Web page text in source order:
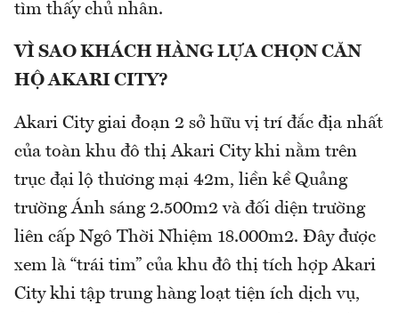
tìm thấy chủ nhân.
VÌ SAO KHÁCH HÀNG LỰA CHỌN CĂN
HỘ AKARI CITY?
Akari City giai đoạn 2 sở hữu vị trí đắc địa nhất
của toàn khu đô thị Akari City khi nằm trên
trục đại lộ thương mại 42m, liền kề Quảng
trường Ánh sáng 2.500m2 và đối diện trường
liên cấp Ngô Thời Nhiệm 18.000m2. Đây được
xem là “trái tim” của khu đô thị tích hợp Akari
City khi tập trung hàng loạt tiện ích dịch vụ,